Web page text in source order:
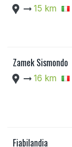
location_pin arrow_right_alt 15 km
Zamek Sismondo
location_pin arrow_right_alt 16 km
Fiabilandia